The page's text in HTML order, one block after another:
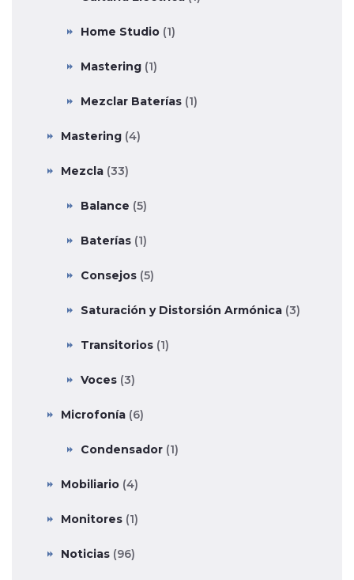
Home Studio (1)
Mastering (1)
Mezclar Baterías (1)
Mastering (4)
Mezcla (33)
Balance (5)
Baterías (1)
Consejos (5)
Saturación y Distorsión Armónica (3)
Transitorios (1)
Voces (3)
Microfonía (6)
Condensador (1)
Mobiliario (4)
Monitores (1)
Noticias (96)